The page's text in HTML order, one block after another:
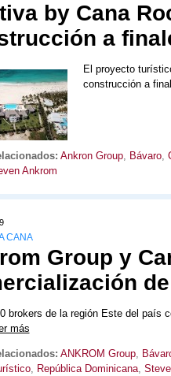
by Cana
a
El proyecto
construcción a
Ankron Group, Bávaro,
Ankrom
CANA
Group y
brokers de la región Este del país
más
ANKROM Group,
, República Dominicana,